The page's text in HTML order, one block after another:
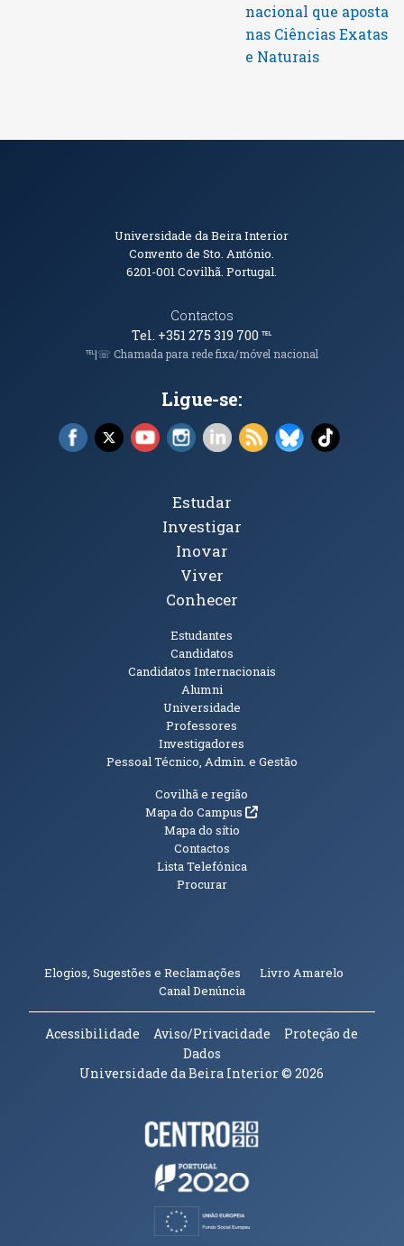
nacional que aposta
nas Ciências Exatas
e Naturais
Informações de Contacto
Universidade da Beira Interior
Convento de Sto. António.
6201-001Covilhã. Portugal.
Contactos
Tel. +351 275 319 700℡
℡|☏ Chamada para rede fixa/móvel nacional
Ligue-se:
Facebook (abre em nova janela)
X (abre em nova janela)
YouTube (abre em nova janela)
Instagram (abre em nova janela)
LinkedIn (abre em nova
RSS (abre em nova
Bluesky (abre
TikTok
Tópicos Principais
Estudar
Investigar
Inovar
Viver
Conhecer
Estudantes
Candidatos
Candidatos Internacionais
Alumni
Universidade
Professores
Investigadores
Pessoal Técnico, Admin. e Gestão
Informações Adicionais
Covilhã e região
Mapa do Campus(abre em nova janela)
Mapa do sítio
Contactos
Lista Telefónica
Procurar
Elogios, Sugestões e Reclamações Livro Amarelo
Canal Denúncia(abre em nova janela)
Acessibilidade Aviso/Privacidade
Proteção de
Dados
Universidade da Beira Interior© 2026
Parceiros e Financiadores